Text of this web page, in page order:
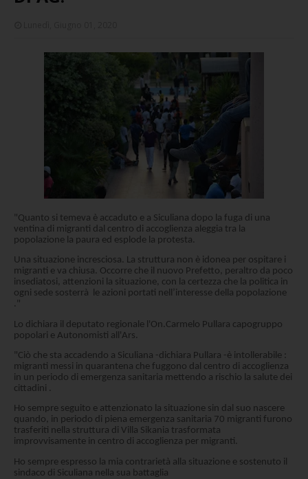
"Quanto si temeva è accaduto e a Siculiana dopo la fuga di una
ventina di migranti dal centro di accoglienza aleggia tra la
popolazione la paura ed esplode la protesta.
Una situazione incresciosa. La struttura non è idonea per ospitare i
migranti e va chiusa. Occorre che il nuovo Prefetto, peraltro da poco
insediatosi, attenzioni la situazione, con la certezza che la politica in
ogni sede sosterrà le azioni portati nell’interesse della popolazione
."
Lo dichiara il deputato regionale l'On.Carmelo Pullara capogruppo
popolari e Autonomisti all'Ars.
"Ciò che sta accadendo a Siculiana -dichiara Pullara -è intollerabile :
migranti messi in quarantena che fuggono dal centro di accoglienza
in un periodo di emergenza sanitaria mettendo a rischio la salute dei
cittadini .
Ho sempre seguito e attenzionato la situazione sin dal suo nascere
quando, in periodo di piena emergenza sanitaria 70 migranti furono
trasferiti nella struttura di Villa Sikania trasformata
improvvisamente in centro di accoglienza per migranti.
Ho sempre espresso la mia contrarietà alla situazione e sostenuto il
sindaco di Siculiana nella sua battaglia